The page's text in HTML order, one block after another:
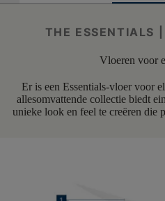
THE ESSENTIALS
Vloeren voor
Er is een Essentials-vloer voor
allesomvattende collectie biedt
unieke look en feel te creëren die